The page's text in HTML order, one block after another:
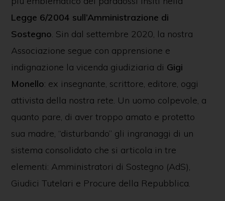
Legge 6/2004 sull’Amministrazione di
Sostegno. Sin dal settembre 2020, la nostra
Associazione segue con apprensione e
indignazione la vicenda giudiziaria di Gigi
Monello: ex insegnante, scrittore, editore, oggi
attivista della nostra rete. Un uomo colpevole, a
quanto pare, di aver troppo amato e protetto
sua madre, “disturbando” gli ingranaggi di un
sistema consolidato che si articola in tre
elementi: Amministratori di Sostegno (AdS),
Giudici Tutelari e Procure della Repubblica.